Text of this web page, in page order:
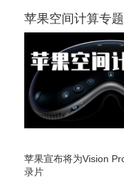
苹果空间计算专题
苹果宣布将为Vision
录片